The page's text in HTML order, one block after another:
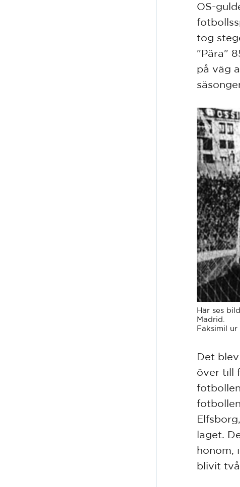
OS-
tog
"Pära"
på väg
Här ses
Madrid.
Faksimil ur
Det
över till
laget.
honom,
blivit två